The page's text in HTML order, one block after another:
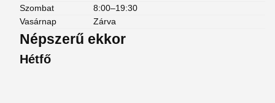
Szombat
8:00–19:30
Vasárnap
Zárva
Népszerű ekkor
Hétfő